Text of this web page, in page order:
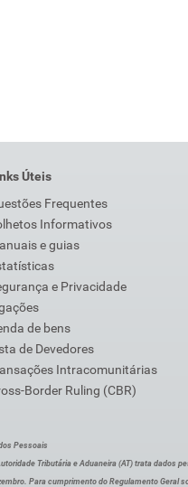
Úteis
Frequentes
Informativos
e guias
e Privacidade
de bens
de Devedores
Intracomunitárias
Border Ruling (CBR)
Pessoais
Tributária e Aduaneira (AT) trata dados
Para cumprimento do Regulamento Geral